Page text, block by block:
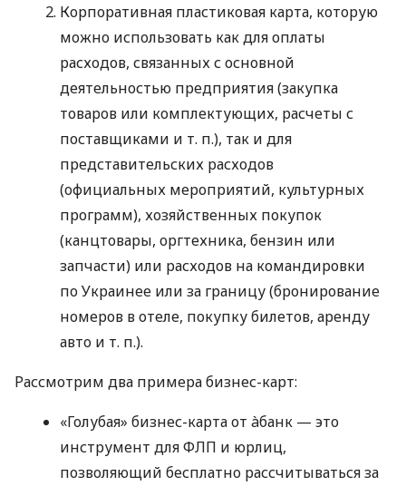
Корпоративная пластиковая карта, которую
можно использовать как для оплаты
расходов, связанных с основной
деятельностью предприятия (закупка
товаров или комплектующих, расчеты с
поставщиками и т. п.), так и для
представительских расходов
(официальных мероприятий, культурных
программ), хозяйственных покупок
(канцтовары, оргтехника, бензин или
запчасти) или расходов на командировки
по Украинее или за границу (бронирование
номеров в отеле, покупку билетов, аренду
авто и т. п.).
Рассмотрим два примера бизнес-карт:
«Голубая» бизнес-карта от àбанк — это
инструмент для ФЛП и юрлиц,
позволяющий бесплатно рассчитываться за